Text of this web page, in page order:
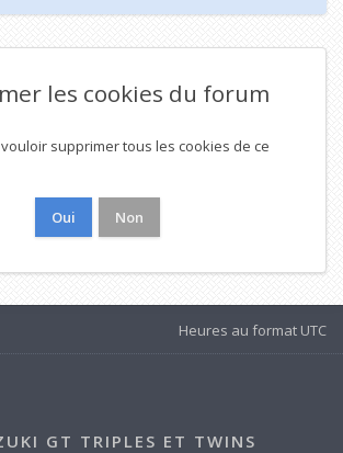
les cookies du forum
supprimer tous les cookies de ce
Heures au format UTC
GT TRIPLES ET TWINS